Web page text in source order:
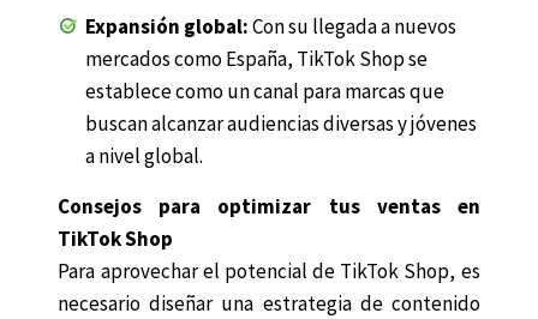
Expansión global:Con su llegada a nuevos
mercados como España, TikTok Shop se
establece como un canal para marcas que
buscan alcanzar audiencias diversas y jóvenes
a nivel global.
Consejos para optimizar tus ventas en
TikTok Shop
Para aprovechar el potencial de TikTok Shop, es
necesario diseñar una estrategia de contenido